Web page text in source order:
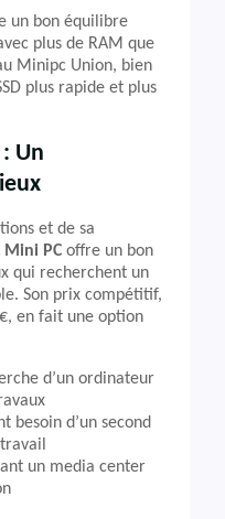
un bon équilibre
plus de RAM que
Minipc Union, bien
plus rapide et plus
Un
et de sa
Mini PC offre un bon
qui recherchent un
Son prix compétitif,
en fait une option
d’un ordinateur
besoin d’un second
un media center